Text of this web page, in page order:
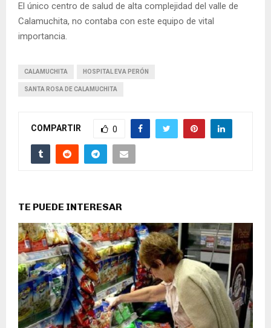
El único centro de salud de alta complejidad del valle de
Calamuchita, no contaba con este equipo de vital
importancia.
CALAMUCHITA HOSPITAL EVA PERÓN
SANTA ROSA DE CALAMUCHITA
COMPARTIR 0
TE PUEDE INTERESAR